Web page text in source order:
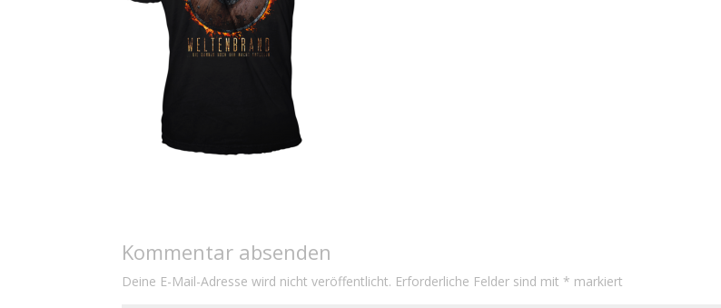
Kommentar absenden
Deine E-Mail-Adresse wird nicht veröffentlicht. Erforderliche Felder sind mit * markiert